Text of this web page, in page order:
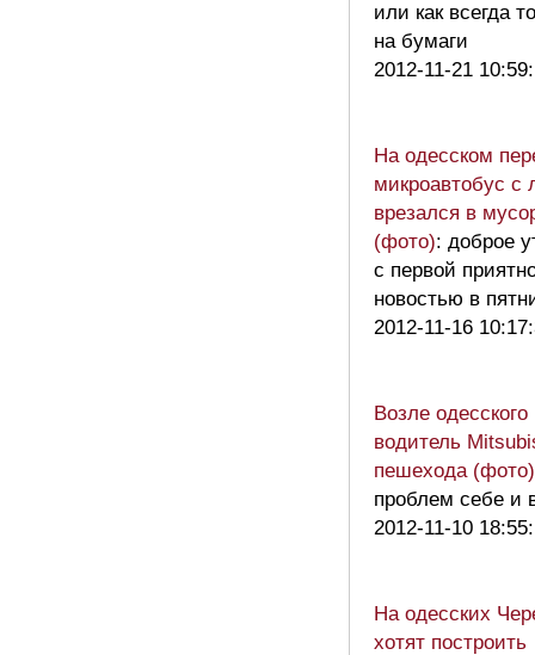
или как всегда
на бумаги
2012-11-21
На одесском
микроавтобус с
врезался в
(фото): доброе
с первой
новостью в
2012-11-16
Возле одесского
водитель
пешехода (фото)
проблем себе и
2012-11-10
На одесских
хотят построить